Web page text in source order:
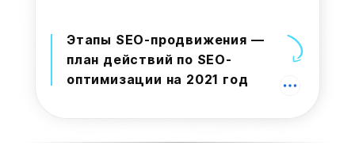
Этапы SEO-продвижения —
план действий по SEO-
оптимизации на 2021 год